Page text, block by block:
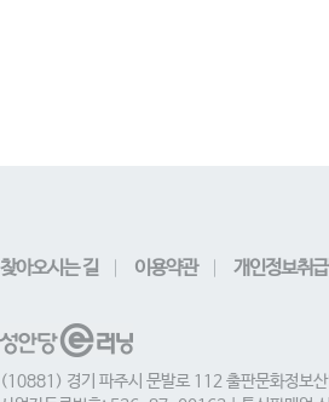
찾아오시는 길 이용약관 개인정보취
(10881) 경기 파주시 문발로 112 출판문화정보